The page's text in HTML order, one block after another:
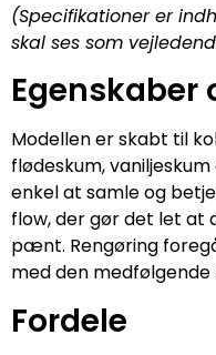
(Specifikationer er
skal ses som
Egenskaber
Modellen er skabt til
flødeskum,
enkel at samle og
flow, der gør det let at
pænt. Rengøring
med den medfølgende
Fordele